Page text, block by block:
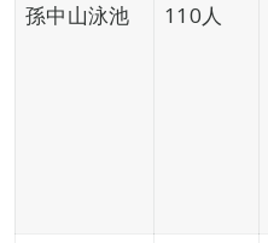
孫中山泳池 110人